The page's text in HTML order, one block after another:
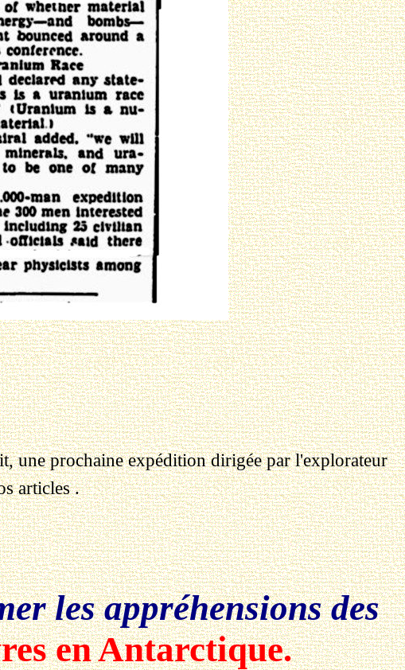
une prochaine expédition dirigée par l'explorateur
articles .
les appréhensions des
en Antarctique.